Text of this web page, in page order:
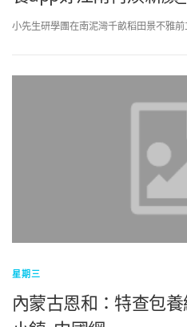
小先生研學團在南泥灣千畝稻田景不雅
星期三
內蒙古恩和：特查包